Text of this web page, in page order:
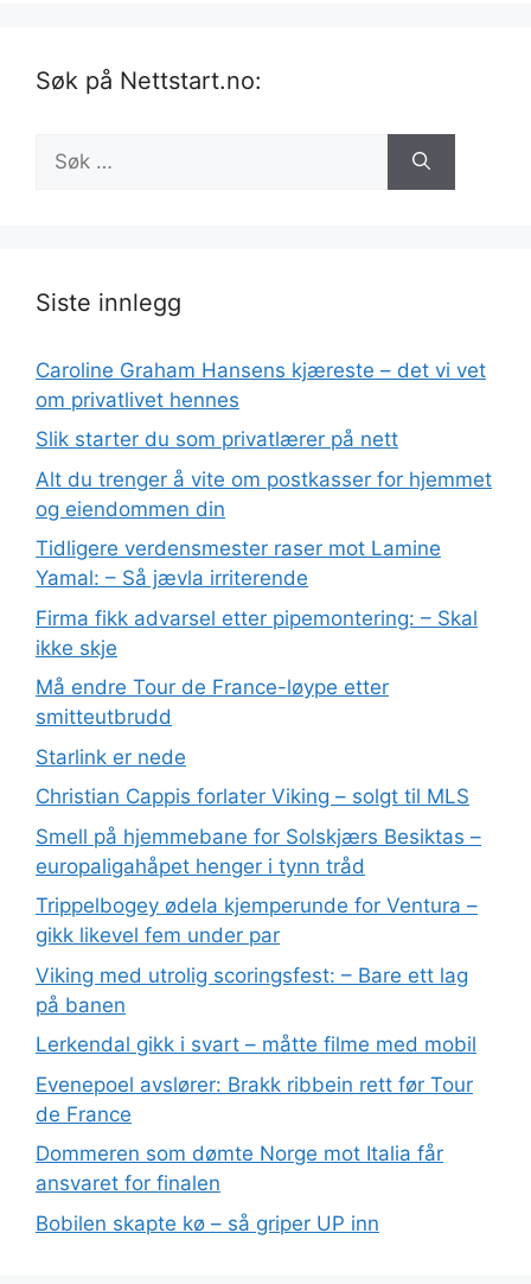
Søk på Nettstart.no:
etter:
Siste innlegg
Caroline Graham Hansens kjæreste – det vi vet
om privatlivet hennes
Slik starter du som privatlærer på nett
Alt du trenger å vite om postkasser for hjemmet
og eiendommen din
Tidligere verdensmester raser mot Lamine
Yamal: – Så jævla irriterende
Firma fikk advarsel etter pipemontering: – Skal
ikke skje
Må endre Tour de France-løype etter
smitteutbrudd
Starlink er nede
Christian Cappis forlater Viking – solgt til MLS
Smell på hjemmebane for Solskjærs Besiktas –
europaligahåpet henger i tynn tråd
Trippelbogey ødela kjemperunde for Ventura –
gikk likevel fem under par
Viking med utrolig scoringsfest: – Bare ett lag
på banen
Lerkendal gikk i svart – måtte filme med mobil
Evenepoel avslører: Brakk ribbein rett før Tour
de France
Dommeren som dømte Norge mot Italia får
ansvaret for finalen
Bobilen skapte kø – så griper UP inn